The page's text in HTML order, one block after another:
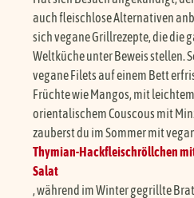
auch fleischlose Alternativen
sich vegane Grillrezepte, die die
Weltküche unter Beweis stellen.
vegane Filets auf einem Bett
Früchte wie Mangos, mit
orientalischem Couscous mit
zauberst du im Sommer mit
Thymian-Hackfleischröllchen
Salat
, während im Winter gegrillte